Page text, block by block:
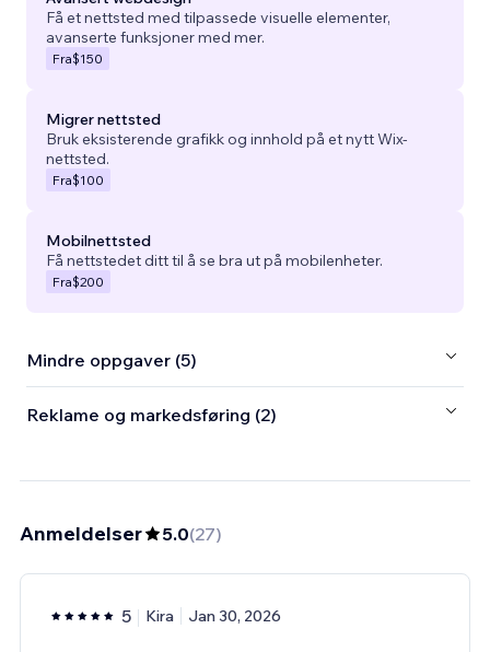
Få et nettsted med tilpassede visuelle elementer,
avanserte funksjoner med mer.
Fra$150
Migrer nettsted
Bruk eksisterende grafikk og innhold på et nytt Wix-
nettsted.
Fra$100
Mobilnettsted
Få nettstedet ditt til å se bra ut på mobilenheter.
Fra$200
Mindre oppgaver (5)
Reklame og markedsføring (2)
Anmeldelser 5.0(27)
5 Kira Jan 30, 2026